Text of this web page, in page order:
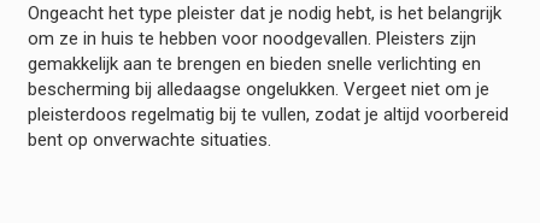
Ongeacht het type pleister dat je nodig hebt, is het belangrijk
om ze in huis te hebben voor noodgevallen. Pleisters zijn
gemakkelijk aan te brengen en bieden snelle verlichting en
bescherming bij alledaagse ongelukken. Vergeet niet om je
pleisterdoos regelmatig bij te vullen, zodat je altijd voorbereid
bent op onverwachte situaties.